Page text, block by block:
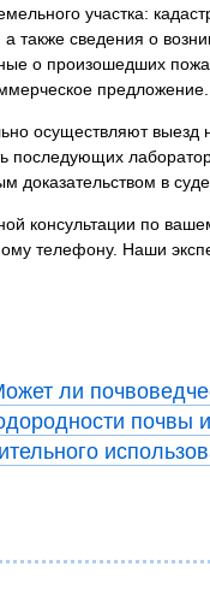
участка:
также сведения о
о произошедших
предложение.
осуществляют
последующих
доказательством в
консультации по
телефону. Наши
ли
почвы